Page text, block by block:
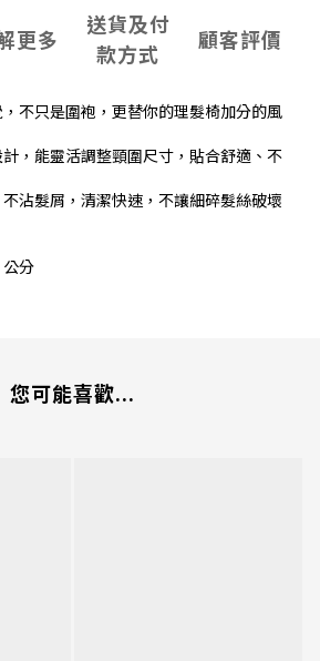
更多
送貨及付
款方式
顧客評價
不只是圍袍，更替你的理髮椅加分的風
，能靈活調整頸圍尺寸，貼合舒適、不
沾髮屑，清潔快速，不讓細碎髮絲破壞
分
您可能喜歡...